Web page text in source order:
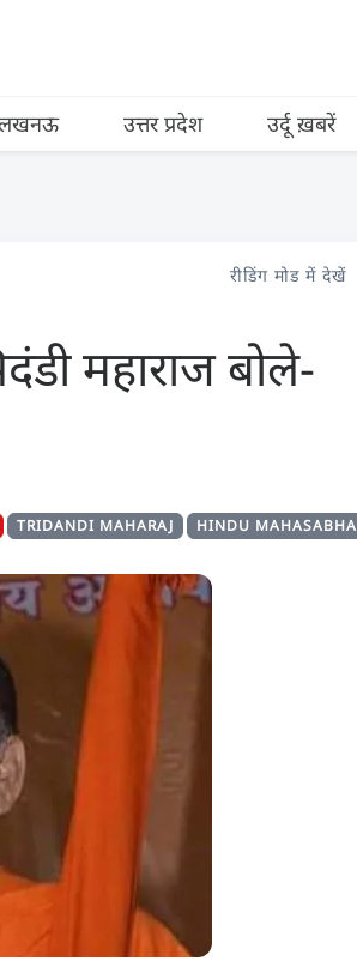
उत्तर प्रदेश उर्दू ख़बरें
रीडिंग मोड में देखें
महाराज बोले-
HINDU MAHASABHA
TRIDANDI MAHARAJ